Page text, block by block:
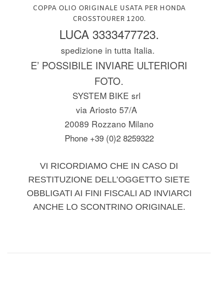
COPPA OLIO ORIGINALE USATA PER HONDA
CROSSTOURER 1200.
LUCA 3333477723.
spedizione in tutta Italia.
E’ POSSIBILE INVIARE ULTERIORI
FOTO.
SYSTEM BIKE srl
via Ariosto 57/A
20089 Rozzano Milano
Phone +39 (0)2 8259322
VI RICORDIAMO CHE IN CASO DI
RESTITUZIONE DELL’OGGETTO SIETE
OBBLIGATI AI FINI FISCALI AD INVIARCI
ANCHE LO SCONTRINO ORIGINALE.